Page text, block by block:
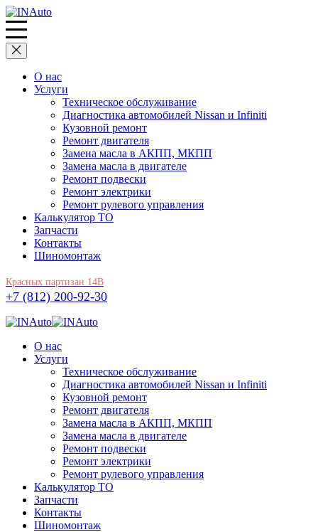
О нас
Услуги
Техническое обслуживание
Диагностика автомобилей Nissan и Infiniti
Кузовной ремонт
Ремонт двигателя
Замена масла в АКПП, МКПП
Замена масла в двигателе
Ремонт подвески
Ремонт электрики
Ремонт рулевого управления
Калькулятор ТО
Запчасти
Контакты
Шиномонтаж
Красных партизан 14В
+7 (812) 200-92-30
О нас
Услуги
Техническое обслуживание
Диагностика автомобилей Nissan и Infiniti
Кузовной ремонт
Ремонт двигателя
Замена масла в АКПП, МКПП
Замена масла в двигателе
Ремонт подвески
Ремонт электрики
Ремонт рулевого управления
Калькулятор ТО
Запчасти
Контакты
Шиномонтаж